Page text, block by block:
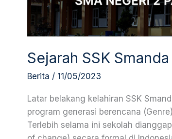
Sejarah SSK Smanda
Berita / 11/05/2023
Latar belakang kelahiran SSK
program generasi berencana
Terlebih selama ini sekolah